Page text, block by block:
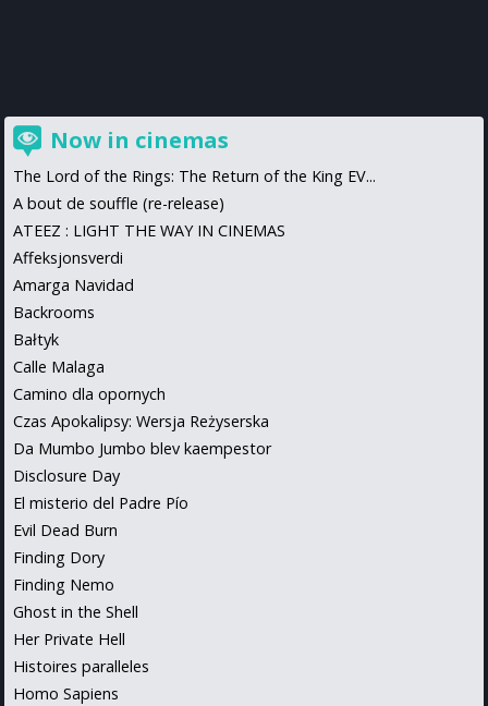
Now in cinemas
The Lord of the Rings: The Return of the King EV...
A bout de souffle (re-release)
ATEEZ : LIGHT THE WAY IN CINEMAS
Affeksjonsverdi
Amarga Navidad
Backrooms
Bałtyk
Calle Malaga
Camino dla opornych
Czas Apokalipsy: Wersja Reżyserska
Da Mumbo Jumbo blev kaempestor
Disclosure Day
El misterio del Padre Pío
Evil Dead Burn
Finding Dory
Finding Nemo
Ghost in the Shell
Her Private Hell
Histoires paralleles
Homo Sapiens